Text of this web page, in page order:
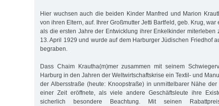
Hier wuchsen auch die beiden Kinder Manfred und Marion
von ihren Eltern, auf. Ihrer Großmutter Jetti Bartfeld, geb. Krug, war
als die ersten Jahre der Entwicklung ihrer Enkelkinder miterleben
13. April 1929 und wurde auf dem Harburger Jüdischen Friedhof
begraben.
Dass Chaim Krautha(m)mer zusammen mit seinem
Harburg in den Jahren der Weltwirtschaftskrise ein Textil- und
der Albersstraße (heute: Knoopstraße) in unmittelbarer Nähe
einer Zeit eröffnete, als viele andere Geschäftsleute ihre
sicherlich besondere Beachtung. Mit seinen